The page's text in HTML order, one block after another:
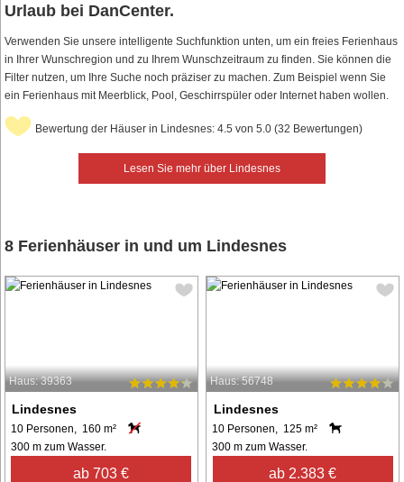
Urlaub bei DanCenter.
Verwenden Sie unsere intelligente Suchfunktion unten, um ein freies Ferienhaus
in Ihrer Wunschregion und zu Ihrem Wunschzeitraum zu finden. Sie können die
Filter nutzen, um Ihre Suche noch präziser zu machen. Zum Beispiel wenn Sie
ein Ferienhaus mit Meerblick, Pool, Geschirrspüler oder Internet haben wollen.
Lesen Sie mehr über Lindesnes
Bewertung der Häuser in Lindesnes: 4.5 von 5.0 (32 Bewertungen)
8 Ferienhäuser in und um Lindesnes
Haus: 39363
Lindesnes
10 Personen, 160 m²
300 m zum Wasser.
ab 703 €
Haus: 56748
Lindesnes
10 Personen, 125 m²
300 m zum Wasser.
ab 2.383 €